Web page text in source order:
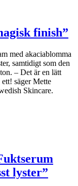
finish”
med akaciablomma
samtidigt som den
– Det är en lätt
säger Mette
Skincare.
lyster”